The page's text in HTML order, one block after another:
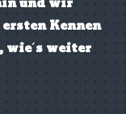
Kennen
wie´s weiter